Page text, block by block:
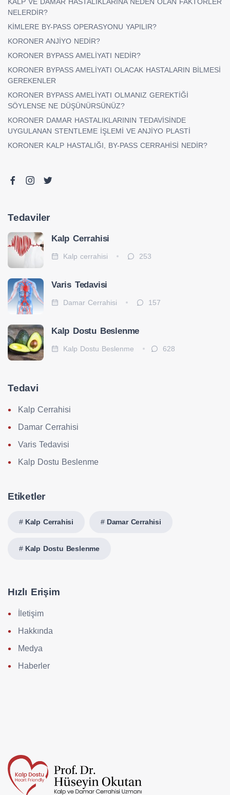
NELERDİR?
KİMLERE BY-PASS OPERASYONU YAPILIR?
KORONER ANJİYO NEDİR?
KORONER BYPASS AMELİYATI NEDİR?
KORONER BYPASS AMELİYATI OLACAK HASTALARIN BİLMESİ
GEREKENLER
KORONER BYPASS AMELİYATI OLMANIZ GEREKTİĞİ
SÖYLENSE NE DÜŞÜNÜRSÜNÜZ?
KORONER DAMAR HASTALIKLARININ TEDAVİSİNDE
UYGULANAN STENTLEME İŞLEMİ VE ANJİYO PLASTİ
KORONER KALP HASTALIĞI, BY-PASS CERRAHİSİ NEDİR?
Tedaviler
Kalp Cerrahisi
Kalp cerrahisi 253
Varis Tedavisi
Damar Cerrahisi 157
Kalp Dostu Beslenme
Kalp Dostu Beslenme 628
Tedavi
Kalp Cerrahisi
Damar Cerrahisi
Varis Tedavisi
Kalp Dostu Beslenme
Etiketler
Kalp Cerrahisi Damar Cerrahisi
Kalp Dostu Beslenme
Hızlı Erişim
İletişim
Hakkında
Medya
Haberler